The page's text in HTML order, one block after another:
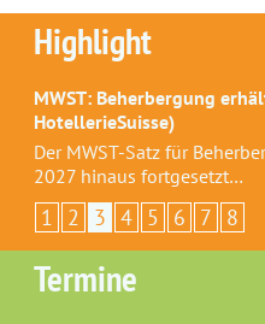
Highlight
MWST: Beherbergung
HotellerieSuisse)
Der MWST-Satz für
2027 hinaus fortgesetzt…
1 2 3 4 5 6 7 8
Termine